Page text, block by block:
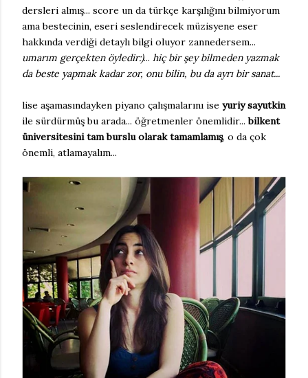
dersleri almış... score un da türkçe karşılığını bilmiyorum
ama bestecinin, eseri seslendirecek müzisyene eser
hakkında verdiği detaylı bilgi oluyor zannedersem...
umarım gerçekten öyledir:)... hiç bir şey bilmeden yazmak
da beste yapmak kadar zor, onu bilin, bu da ayrı bir sanat...
lise aşamasındayken piyano çalışmalarını ise yuriy sayutkin
ile sürdürmüş bu arada... öğretmenler önemlidir...bilkent
üniversitesini tam burslu olarak tamamlamış, o da çok
önemli, atlamayalım...